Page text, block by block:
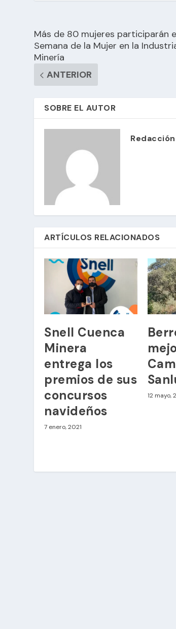
Más de 80 mujeres participarán
Semana de la Mujer en la
Minería
ANTERIOR
SOBRE EL AUTOR
Redacción
ARTÍCULOS RELACIONADOS
Snell Cuenca
Minera
entrega los
premios de sus
concursos
navideños
7 enero, 2021
12 mayo,